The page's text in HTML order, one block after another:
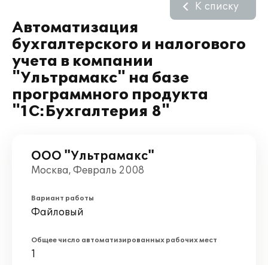
Автоматизация
бухгалтерского и налогового
учета в компании
"Ультрамакс" на базе
программного продукта
"1С:Бухгалтерия 8"
К списку
ООО "Ультрамакс"
Москва, Февраль 2008
Вариант работы
Файловый
Общее число автоматизированных рабочих мест
1